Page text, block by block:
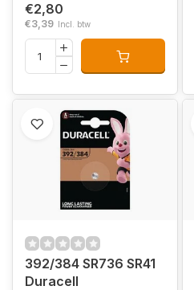
€2,80
€3,39 Incl. btw
392/384 SR736 SR41
Duracell